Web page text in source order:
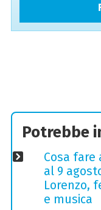
Potrebbe
Cosa fare
al 9
Lorenzo,
e musica